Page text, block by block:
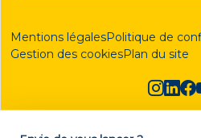
Mentions légalesPolitique de
Gestion des cookiesPlan du site